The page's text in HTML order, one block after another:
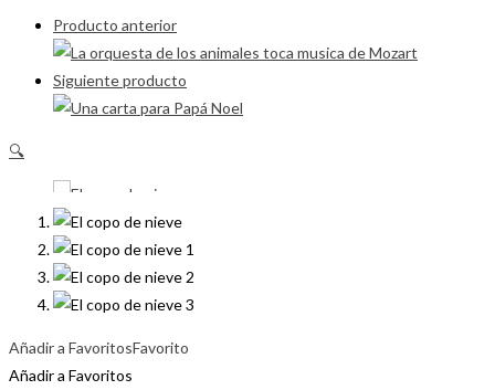
Producto anterior
Siguiente producto
🔍
Añadir a FavoritosFavorito
Añadir a Favoritos